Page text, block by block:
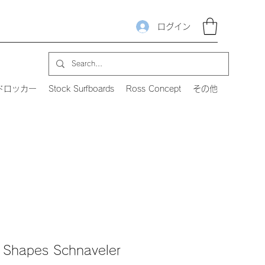
ログイン
ロッカー Stock Surfboards Ross Concept その他
Schnaveler